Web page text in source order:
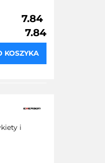
7.84
7.84
KOSZYKA
i